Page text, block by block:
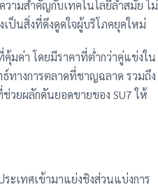
วามสำคัญกับเทคโนโลยีล้ำสมัย ไม่
ป็นสิ่งที่ดึงดูดใจผู้บริโภคยุคใหม่
มค่า โดยมีราคาที่ต่ำกว่าคู่แข่งใน
ทางการตลาดที่ชาญฉลาด รวมถึง
วยผลักดันยอดขายของ SU7 ให้
เทศเข้ามาแย่งชิงส่วนแบ่งการ